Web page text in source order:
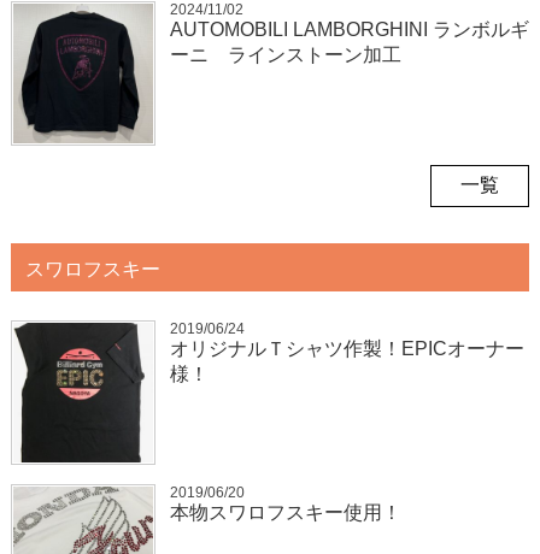
2024/11/02
AUTOMOBILI LAMBORGHINI ランボルギ
ーニ ラインストーン加工
一覧
スワロフスキー
2019/06/24
オリジナルＴシャツ作製！EPICオーナー
様！
2019/06/20
本物スワロフスキー使用！